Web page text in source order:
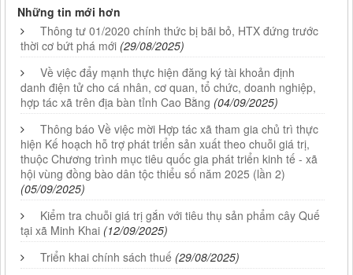
Những tin mới hơn
Thông tư 01/2020 chính thức bị bãi bỏ, HTX đứng trước
thời cơ bứt phá mới (29/08/2025)
Về việc đẩy mạnh thực hiện đăng ký tài khoản định
danh điện tử cho cá nhân, cơ quan, tổ chức, doanh nghiệp,
hợp tác xã trên địa bàn tỉnh Cao Bằng (04/09/2025)
Thông báo Về việc mời Hợp tác xã tham gia chủ trì thực
hiện Kế hoạch hỗ trợ phát triển sản xuất theo chuỗi giá trị,
thuộc Chương trình mục tiêu quốc gia phát triển kinh tế - xã
hội vùng đồng bào dân tộc thiểu số năm 2025 (lần 2)
(05/09/2025)
Kiểm tra chuỗi giá trị gắn với tiêu thụ sản phẩm cây Quế
tại xã Minh Khai (12/09/2025)
Triển khai chính sách thuế (29/08/2025)